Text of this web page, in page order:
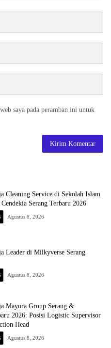
saya pada peramban ini untuk
Cleaning Service di Sekolah Islam
Serang Terbaru 2026
Agustus 8, 2026
Leader di Milkyverse Serang
Agustus 8, 2026
Mayora Group Serang &
2026: Posisi Logistic Supervisor
Head
Agustus 8, 2026